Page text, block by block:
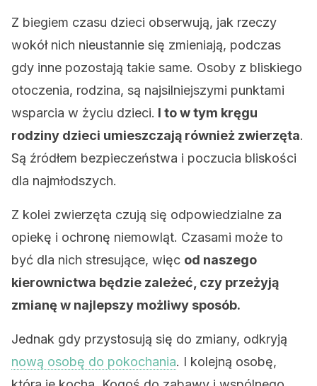
Z biegiem czasu dzieci obserwują, jak rzeczy
wokół nich nieustannie się zmieniają, podczas
gdy inne pozostają takie same. Osoby z bliskiego
otoczenia, rodzina, są najsilniejszymi punktami
wsparcia w życiu dzieci. I to w tym kręgu
rodziny dzieci umieszczają również zwierzęta.
Są źródłem bezpieczeństwa i poczucia bliskości
dla najmłodszych.
Z kolei zwierzęta czują się odpowiedzialne za
opiekę i ochronę niemowląt. Czasami może to
być dla nich stresujące, więc od naszego
kierownictwa będzie zależeć, czy przeżyją
zmianę w najlepszy możliwy sposób.
Jednak gdy przystosują się do zmiany, odkryją
nową osobę do pokochania. I kolejną osobę,